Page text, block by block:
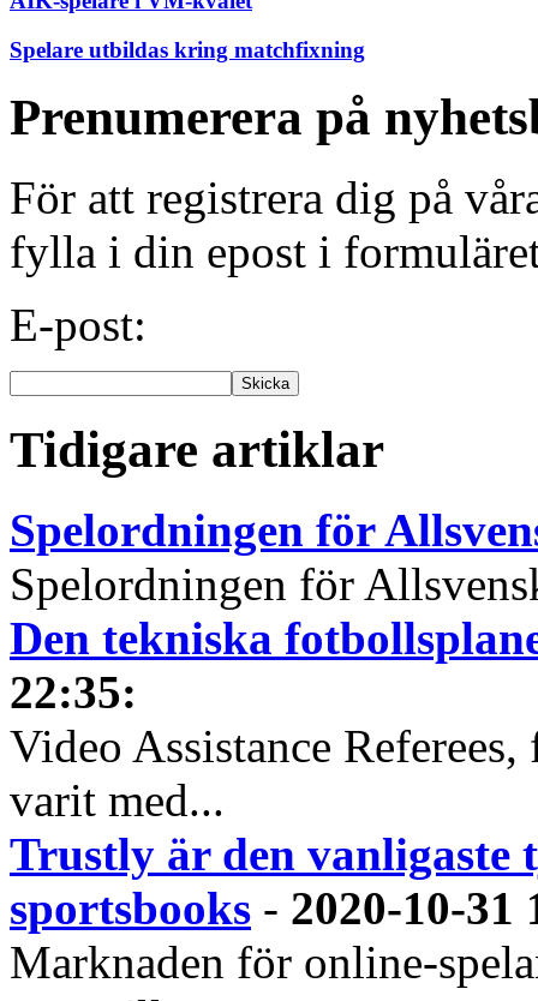
Spelare utbildas kring matchfixning
Prenumerera på
För att registrera dig på
fylla i din epost i
E-post:
Tidigare artiklar
Spelordningen för
Spelordningen för
Den tekniska
22:35:
Video Assistance
varit med...
Trustly är den vanligaste
sportsbooks - 2020-10-31
Marknaden för online-